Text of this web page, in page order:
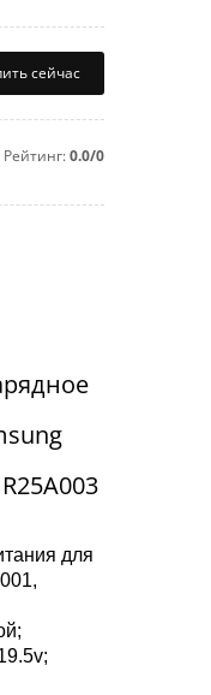
сейчас
Рейтинг:0.0/0
для